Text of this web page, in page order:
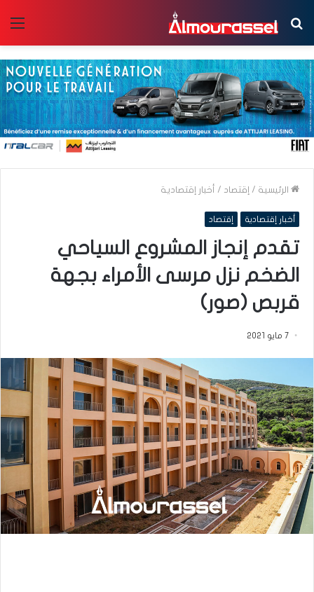
بحث
عن
الرئيسية / إقتصاد / أخبار إقتصادية
أخبار إقتصادية إقتصاد
تقدم إنجاز المشروع السياحي
الضخم نزل مرسى الأمراء بجهة
قربص (صور)
7 مايو 2021